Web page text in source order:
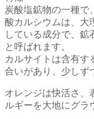
炭酸塩鉱物の一種で
酸カルシウムは、大
している成分で、鉱
と呼ばれます。
カルサイトは含有す
合いがあり、少しず
オレンジは快活さ、
ルギーを大地にグラ